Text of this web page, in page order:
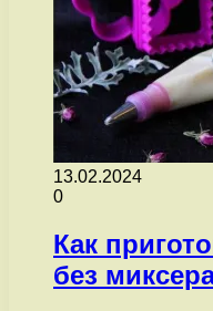
13.02.2024
0
Как
без